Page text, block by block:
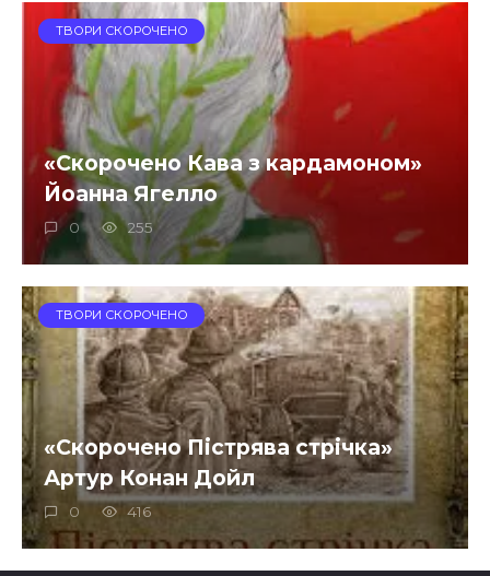
ТВОРИ СКОРОЧЕНО
«Скорочено Кава з кардамоном»
Йоанна Ягелло
0 255
ТВОРИ СКОРОЧЕНО
«Скорочено Пістрява стрічка»
Артур Конан Дойл
0 416